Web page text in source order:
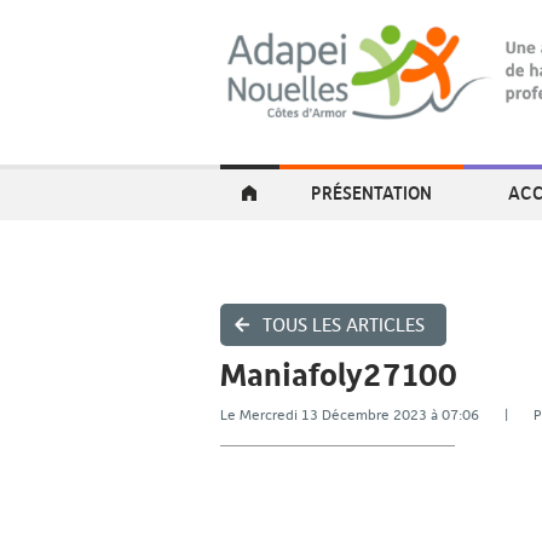
PRÉSENTATION
TOUS LES ARTICLES
Maniafoly27100
Le Mercredi 13 Décembre 2023 à 07:06 |